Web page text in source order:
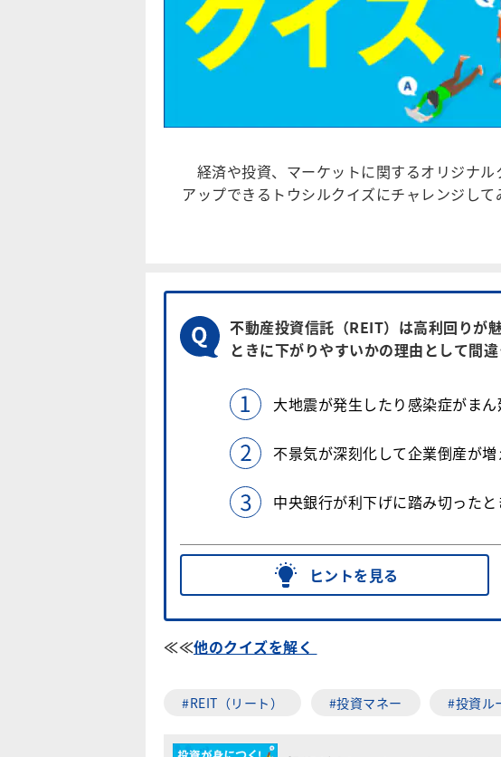
経済や投資、マーケットに関するオリジナ
アップできるトウシルクイズにチャレンジして
不動産投資信託（REIT）は高利回りが
ときに下がりやすいかの理由として間
大地震が発生したり感染症がま
不景気が深刻化して企業倒産が増
中央銀行が利下げに踏み切ったと
ヒントを見る
≪≪他のクイズを解く
#REIT（リート） #投資マネー #投資ル